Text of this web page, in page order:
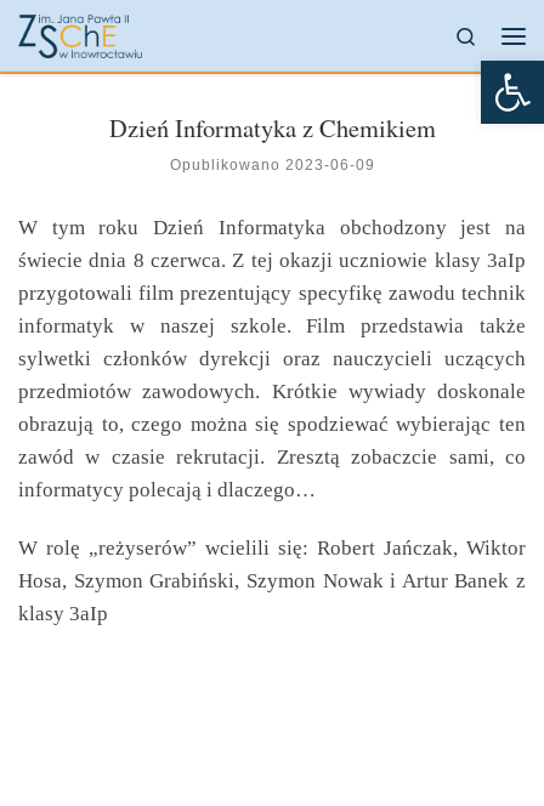
Przejdź do treści
Search
Dzień Informatyka z Chemikiem
Opublikowano 2023-06-09
W tym roku Dzień Informatyka obchodzony jest na
świecie dnia 8 czerwca. Z tej okazji uczniowie klasy 3aIp
przygotowali film prezentujący specyfikę zawodu technik
informatyk w naszej szkole. Film przedstawia także
sylwetki członków dyrekcji oraz nauczycieli uczących
przedmiotów zawodowych. Krótkie wywiady doskonale
obrazują to, czego można się spodziewać wybierając ten
zawód w czasie rekrutacji. Zresztą zobaczcie sami, co
informatycy polecają i dlaczego…
W rolę „reżyserów” wcielili się: Robert Jańczak, Wiktor
Hosa, Szymon Grabiński, Szymon Nowak i Artur Banek z
klasy 3aIp